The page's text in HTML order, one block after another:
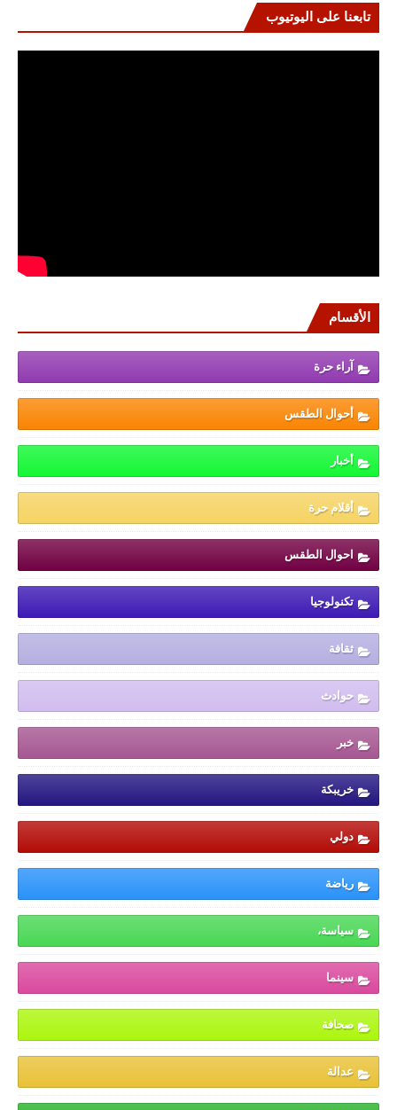
تابعنا على اليوتيوب
الأقسام
آراء حرة
أحوال الطقس
أخبار
أقلام حرة
احوال الطقس
تكنولوجيا
ثقافة
حوادث
خبر
خريبكة
دولي
رياضة
سياسة،
سينما
صحافة
عدالة